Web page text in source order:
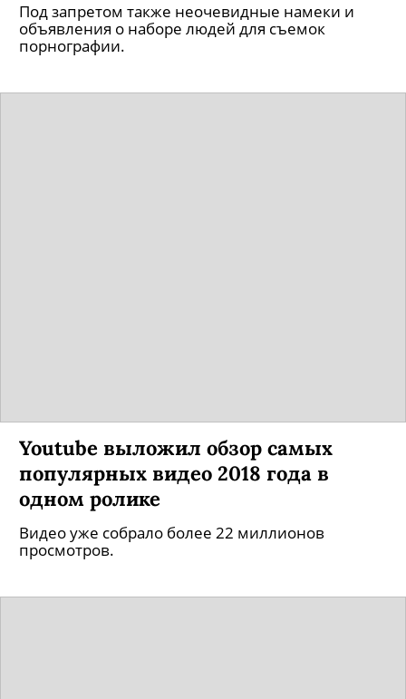
Под запретом также неочевидные намеки и
объявления о наборе людей для съемок
порнографии.
Youtube выложил обзор самых
популярных видео 2018 года в
одном ролике
Видео уже собрало более 22 миллионов
просмотров.